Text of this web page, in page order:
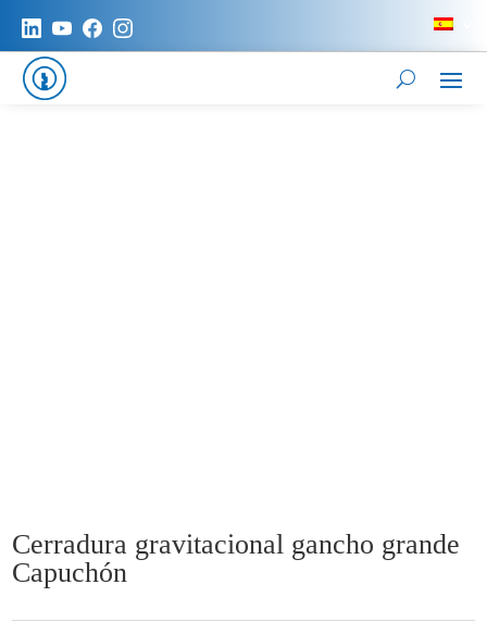
Cerradura gravitacional gancho grande
Capuchón